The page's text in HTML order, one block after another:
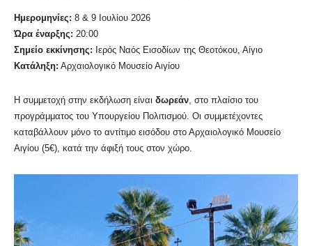
Ημερομηνίες: 8 & 9 Ιουλίου 2026
Ώρα έναρξης: 20:00
Σημείο εκκίνησης: Ιερός Ναός Εισοδίων της Θεοτόκου, Αίγιο
Κατάληξη: Αρχαιολογικό Μουσείο Αιγίου
Η συμμετοχή στην εκδήλωση είναι δωρεάν , στο πλαίσιο του
προγράμματος του Υπουργείου Πολιτισμού. Οι συμμετέχοντες
καταβάλλουν μόνο το αντίτιμο εισόδου στο Αρχαιολογικό Μουσείο
Αιγίου (5€), κατά την άφιξή τους στον χώρο.